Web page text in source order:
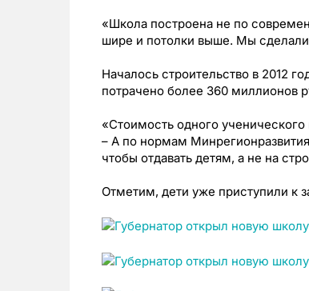
«Школа построена не по
шире и потолки выше. Мы сделали
Началось строительство в 2012
потрачено более 360 миллионов
«Стоимость одного
– А по нормам
чтобы отдавать детям, а не на
Отметим, дети уже приступили к